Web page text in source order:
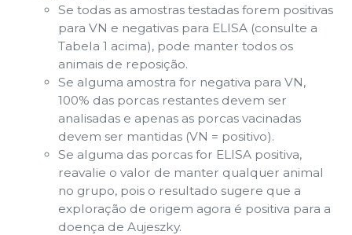
Se todas as amostras testadas forem positivas
para VN e negativas para ELISA (consulte a
Tabela 1 acima), pode manter todos os
animais de reposição.
Se alguma amostra for negativa para VN,
100% das porcas restantes devem ser
analisadas e apenas as porcas vacinadas
devem ser mantidas (VN = positivo).
Se alguma das porcas for ELISA positiva,
reavalie o valor de manter qualquer animal
no grupo, pois o resultado sugere que a
exploração de origem agora é positiva para a
doença de Aujeszky.